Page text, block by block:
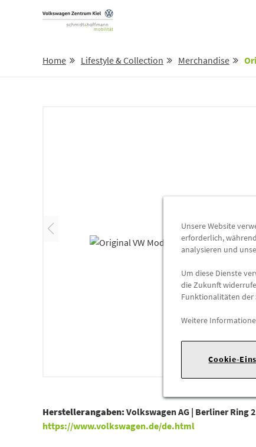
Home Lifestyle & Collection Merchandise
Herstellerangaben: Volkswagen AG | Berliner Ring
https://www.volkswagen.de/de.html
Unsere Website
erforderlich,
analysieren und
Um diese Dienste
die Zukunft
Funktionalitäten der
Weitere
Cookie-